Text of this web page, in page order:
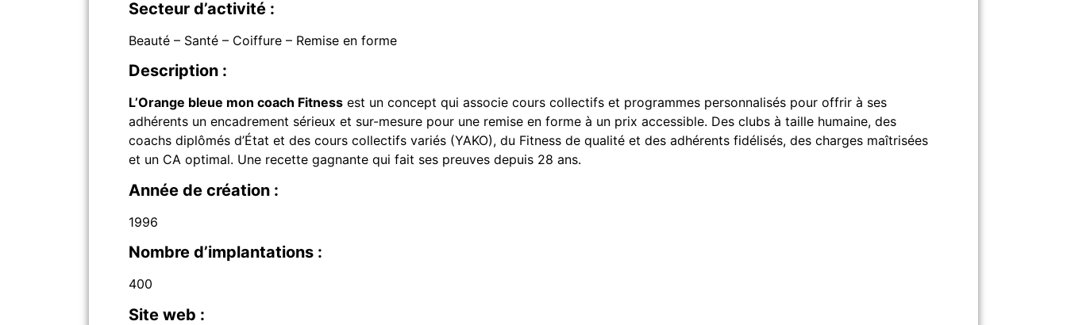
Secteur d’activité :
Beauté – Santé – Coiffure – Remise en forme
Description :
L’Orange bleue mon coach Fitness est un concept qui associe cours collectifs et programmes personnalisés pour offrir à ses
adhérents un encadrement sérieux et sur-mesure pour une remise en forme à un prix accessible. Des clubs à taille humaine, des
coachs diplômés d’État et des cours collectifs variés (YAKO), du Fitness de qualité et des adhérents fidélisés, des charges maîtrisées
et un CA optimal. Une recette gagnante qui fait ses preuves depuis 28 ans.
Année de création :
1996
Nombre d’implantations :
400
Site web :